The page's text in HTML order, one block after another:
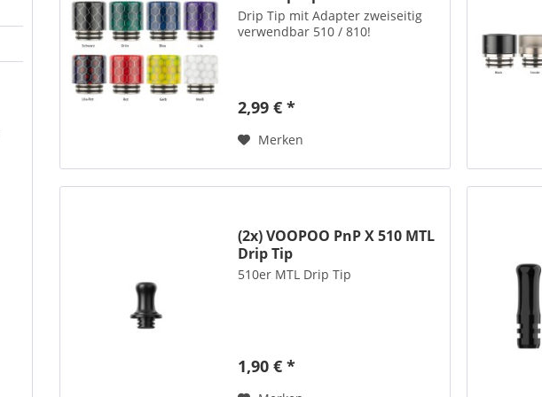
Drip Tip mit Adapter zweiseitig
verwendbar 510 / 810!
2,99 € *
Merken
(2x) VOOPOO PnP X 510 MTL
Drip Tip
510er MTL Drip Tip
1,90 € *